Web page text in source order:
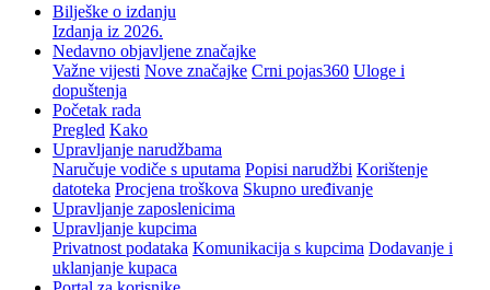
Bilješke o izdanju
Izdanja iz 2026.
Nedavno objavljene značajke
Važne vijesti Nove značajke Crni pojas360 Uloge i
dopuštenja
Početak rada
Pregled Kako
Upravljanje narudžbama
Naručuje vodiče s uputama Popisi narudžbi Korištenje
datoteka Procjena troškova Skupno uređivanje
Upravljanje zaposlenicima
Upravljanje kupcima
Privatnost podataka Komunikacija s kupcima Dodavanje i
uklanjanje kupaca